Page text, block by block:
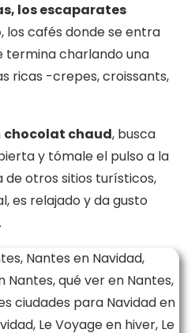
los escaparates
, los cafés donde se entra
termina charlando una
ricas -crepes, croissants,
chocolat chaud, busca
y tómale el pulso a la
de otros sitios turísticos,
es relajado y da gusto